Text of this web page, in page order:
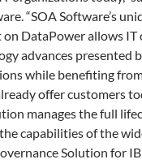
“SOA Software’s
on DataPower allows
advances presented
while benefiting
offer customers
manages the full
capabilities of the
Solution for